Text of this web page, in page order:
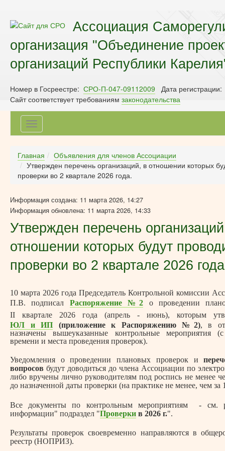
Ассоциация
организация "Объединение
организаций Республики
Номер в Госреестре: СРО-П-047-09112009 Дата
Сайт соответствует требованиям законодательства
Toggle
navigation
Главная
Объявления для членов Ассоциации
Утвержден перечень организаций, в отношении которых
проверки во 2 квартале 2026 года.
Информация создана: 11 марта 2026, 14:27
Информация обновлена: 11 марта 2026, 14:33
Утвержден перечень
отношении которых будут
проверки во 2 квартале 2026
10 марта 2026 года Председатель Контрольной комиссии
П.В. подписал Распоряжение №2 о проведении
II квартале 2026 года (апрель - июнь), которым
ЮЛ и ИП (приложение к Распоряжению №2), в
назначены вышеуказанные контрольные мероприятия
времени и места проведения проверок).
Уведомления о проведении плановых проверок и
вопросов будут доводиться до члена Ассоциации по
либо вручены лично руководителям под роспись не менее
до назначенной даты проверки (на практике не менее, чем за
Все документы по контрольным мероприятиям - см.
информации" подраздел "Проверки в 2026 г.".
Результаты проверок своевременно направляются в
реестр (НОПРИЗ).